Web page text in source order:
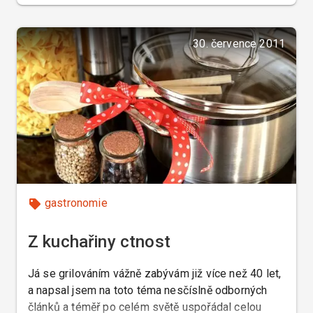
zařízení, z vámi vybraných potravin, eventuálně
božíhodovém porcelánu.
30. července 2011
gastronomie
Z kuchařiny ctnost
Já se grilováním vážně zabývám již více než 40 let,
a napsal jsem na toto téma nesčíslně odborných
článků a téměř po celém světě uspořádal celou